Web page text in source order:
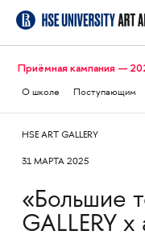
Приёмная кампания —
О школе Поступающим
HSE ART GALLERY
31 МАРТА 2025
«Большие
GALLERY